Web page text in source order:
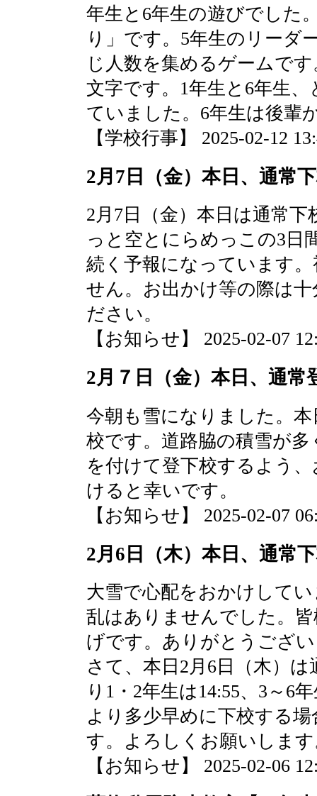
年生と6年生の遊びでした
り」です。5年生のリーダ
じ人数を集めるゲームで
文字です。1年生と6年生
ていました。6年生は後輩
【学校行事】 2025-02-12
2月7日（金）本日、通常
2月7日（金）本日は通常
っと空とにらめっこの3日
続く予報になっています
せん。お出かけ等の際は
ださい。
【お知らせ】 2025-02-07
2月７日（金）本日、通常
今朝も雪になりました。
校です。道路脇の積雪が
を付けて登下校するよう
けると幸いです。
【お知らせ】 2025-02-07
2月6日（木）本日、通常
大雪で心配をおかけして
乱はありませんでした。
げです。ありがとうござ
さて、本日2月6日（木）
り1・2年生は14:55、3～6
より多少早めに下校する
す。よろしくお願いしま
【お知らせ】 2025-02-06